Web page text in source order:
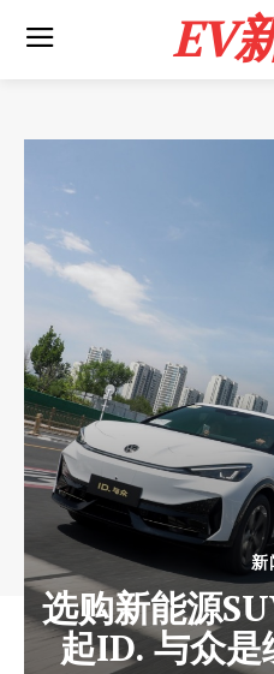
EV
新
选购新能源
起ID. 与众